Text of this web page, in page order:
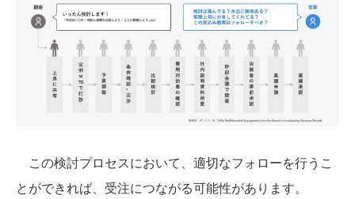
この検討プロセスにおいて、適切なフォローを行うこ
とができれば、受注につながる可能性があります。